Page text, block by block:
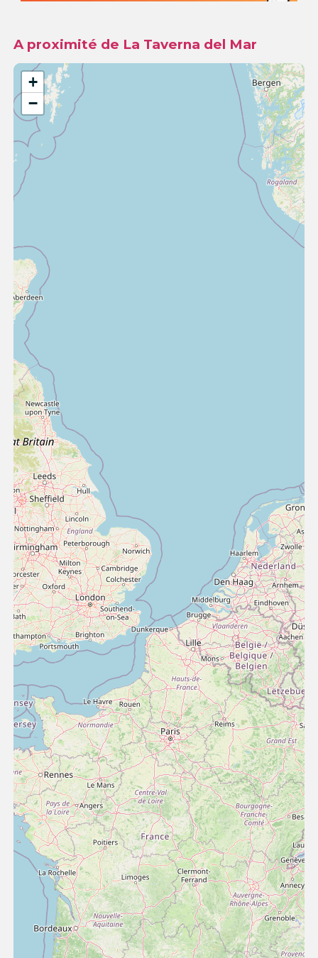
A proximité de La Taverna del Mar
+
−